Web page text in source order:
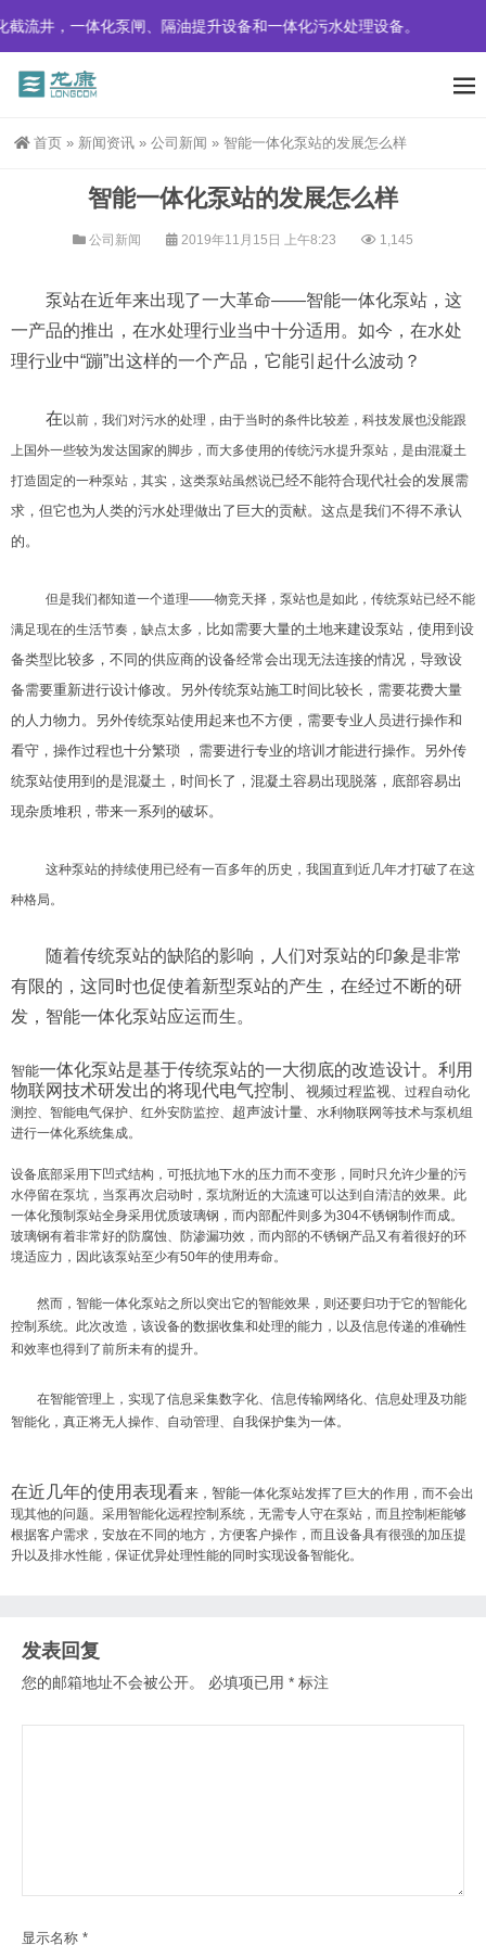
流井，一体化泵闸、隔油提升设备和一体化污水处理设备。
首页 » 新闻资讯 » 公司新闻 » 智能一体化泵站的发展怎么样
智能一体化泵站的发展怎么样
公司新闻 2019年11月15日 上午8:23 1,145
泵站在近年来出现了一大革命——智能一体化泵站，这
一产品的推出，在水处理行业当中十分适用。如今，在水处
理行业中“蹦”出这样的一个产品，它能引起什么波动？
在 以前，我们对污水的处理，由于当时的条件比较差，科技发展也没能跟
上国外一些较为发达国家的脚步，而大多使用的传统污水提升泵站，是由混凝土
打造固定的一种泵站，其实，这类泵站虽然说已经不能符合现代社会的发展需
求，但它也为人类的污水处理做出了巨大的贡献。这点是我们不得不承认
的。
但是我们都知道一个道理——物竞天择，泵站也是如此，传统泵站已经不能
满足现在的生活节奏，缺点太多， 比如需要大量的土地来建设泵站，使用到设
备类型比较多，不同的供应商的设备经常会出现无法连接的情况，导致设
备需要重新进行设计修改。另外传统泵站施工时间比较长，需要花费大量
的人力物力。另外传统泵站使用起来也不方便，需要专业人员进行操作和
看守，操作过程也十分繁琐 ，需要进行专业的培训才能进行操作。另外传
统泵站使用到的是混凝土，时间长了，混凝土容易出现脱落，底部容易出
现杂质堆积，带来一系列的破坏。
这种泵站的持续使用已经有一百多年的历史，我国直到近几年才打破了在这
种格局。
随着传统泵站的缺陷的影响，人们对泵站的印象是非常
有限的，这同时也促使着新型泵站的产生，在经过不断的研
发，智能一体化泵站应运而生。
智能一体化泵站是基于传统泵站的一大彻底的改造设计。利用
物联网技术研发出的将现代电气控制、 视频过程监视、 过程自动化
测控、智能电气保护、红外安防监控、 超声波计量、 水利物联网等技术与泵机组
进行一体化系统集成。
设备底部采用下凹式结构，可抵抗地下水的压力而不变形，同时只允许少量的污
水停留在泵坑，当泵再次启动时，泵坑附近的大流速可以达到自清洁的效果。此
一体化预制泵站全身采用优质玻璃钢，而内部配件则多为304不锈钢制作而成。
玻璃钢有着非常好的防腐蚀、防渗漏功效，而内部的不锈钢产品又有着很好的环
境适应力，因此该泵站至少有50年的使用寿命。
然而，智能一体化泵站之所以突出它的智能效果，则还要归功于它的智能化
控制系统。此次改造，该设备的数据收集和处理的能力，以及信息传递的准确性
和效率也得到了前所未有的提升。
在智能管理上，实现了信息采集数字化、信息传输网络化、信息处理及功能
智能化，真正将无人操作、自动管理、自我保护集为一体。
在近几年的使用表现看来 ， 智能一体化泵站发挥了巨大的作用，而不会出
现其他的问题。采用智能化远程控制系统，无需专人守在泵站，而且控制柜能够
根据客户需求，安放在不同的地方，方便客户操作，而且设备具有很强的加压提
升以及排水性能，保证优异处理性能的同时实现设备智能化。
发表回复
您的邮箱地址不会被公开。 必填项已用 * 标注
显示名称 *